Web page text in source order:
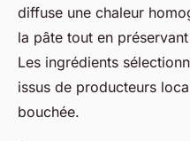
diffuse une chaleur
la pâte tout en
Les ingrédients
issus de producteurs
bouchée.